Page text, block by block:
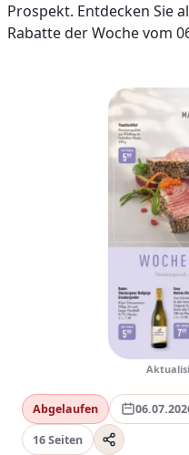
Prospekt. Entdecken Sie
Rabatte der Woche vom
Abgelaufen
16 Seiten